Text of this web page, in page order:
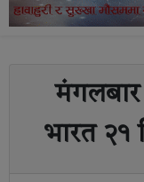
मंगलबार
भारत २१